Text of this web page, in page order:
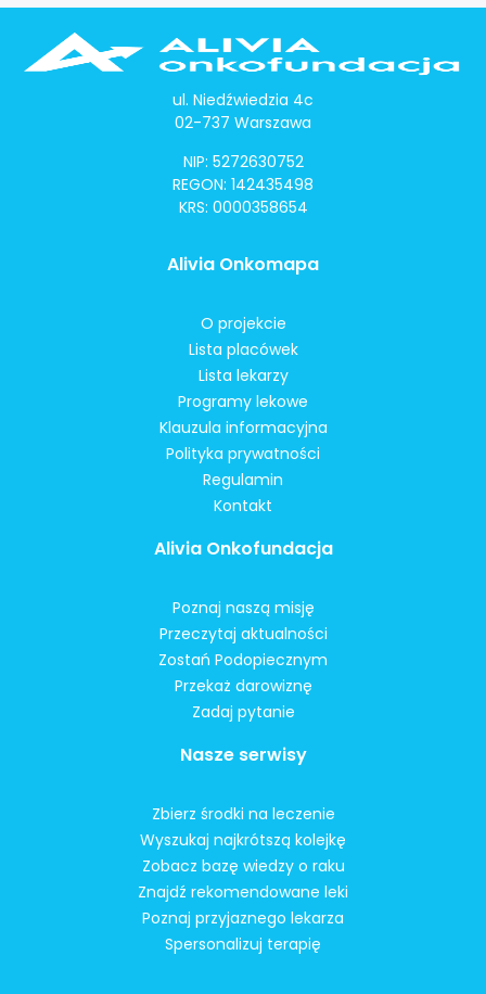
ul. Niedźwiedzia 4c
02-737 Warszawa
NIP: 5272630752
REGON: 142435498
KRS: 0000358654
Alivia Onkomapa
O projekcie
Lista placówek
Lista lekarzy
Programy lekowe
Klauzula informacyjna
Polityka prywatności
Regulamin
Kontakt
Alivia Onkofundacja
Poznaj naszą misję
Przeczytaj aktualności
Zostań Podopiecznym
Przekaż darowiznę
Zadaj pytanie
Nasze serwisy
Zbierz środki na leczenie
Wyszukaj najkrótszą kolejkę
Zobacz bazę wiedzy o raku
Znajdź rekomendowane leki
Poznaj przyjaznego lekarza
Spersonalizuj terapię